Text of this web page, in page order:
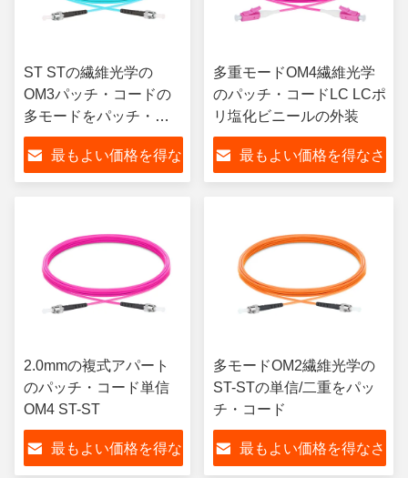
ST STの繊維光学の
OM3パッチ・コードの
多モードをパッチ・コ
ード
最もよい価格を得な
多重モードOM4繊維光学
のパッチ・コードLC LCポ
リ塩化ビニールの外装
最もよい価格を得なさ
2.0mmの複式アパート
のパッチ・コード単信
OM4 ST-ST
最もよい価格を得な
多モードOM2繊維光学の
ST-STの単信/二重をパッ
チ・コード
最もよい価格を得なさ